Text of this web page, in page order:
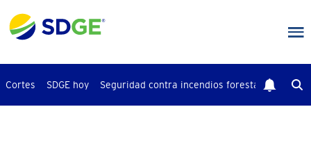
contenido
Cortes SDGE hoy Seguridad contra incendios forestales